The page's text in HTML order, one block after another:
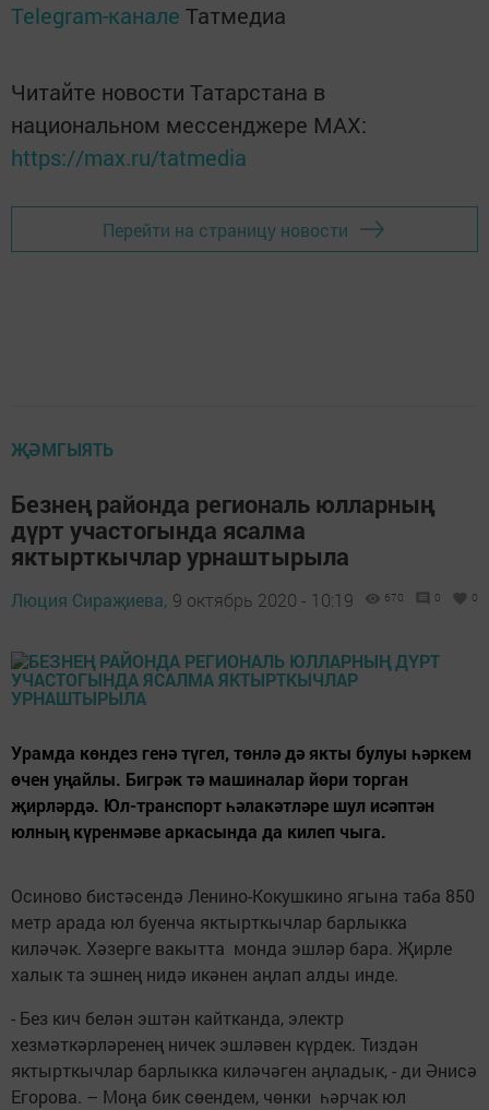
Telegram-канале Татмедиа
Читайте новости Татарстана в
национальном мессенджере MАХ:
https://max.ru/tatmedia
Перейти на страницу новости
ҖӘМГЫЯТЬ
Безнең районда региональ юлларның
дүрт участогында ясалма
яктырткычлар урнаштырыла
Люция Сираҗиева, 9 октябрь 2020 - 10:19 670 0 0
Урамда көндез генә түгел, төнлә дә якты булуы һәркем
өчен уңайлы. Бигрәк тә машиналар йөри торган
җирләрдә. Юл-транспорт һәлакәтләре шул исәптән
юлның күренмәве аркасында да килеп чыга.
Осиново бистәсендә Ленино-Кокушкино ягына таба 850
метр арада юл буенча яктырткычлар барлыкка
киләчәк. Хәзерге вакытта монда эшләр бара. Җирле
халык та эшнең нидә икәнен аңлап алды инде.
- Без кич белән эштән кайтканда, электр
хезмәткәрләренең ничек эшләвен күрдек. Тиздән
яктырткычлар барлыкка киләчәген аңладык, - ди Әнисә
Егорова. – Моңа бик сөендем, чөнки һәрчак юл